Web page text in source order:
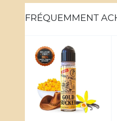
FRÉQUEMMENT